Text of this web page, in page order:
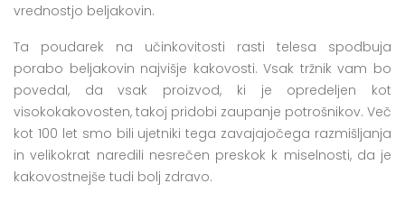
vrednostjo beljakovin.
Ta poudarek na učinkovitosti rasti telesa spodbuja
porabo beljakovin najvišje kakovosti. Vsak tržnik vam bo
povedal, da vsak proizvod, ki je opredeljen kot
visokokakovosten, takoj pridobi zaupanje potrošnikov. Več
kot 100 let smo bili ujetniki tega zavajajočega razmišljanja
in velikokrat naredili nesrečen preskok k miselnosti, da je
kakovostnejše tudi bolj zdravo.